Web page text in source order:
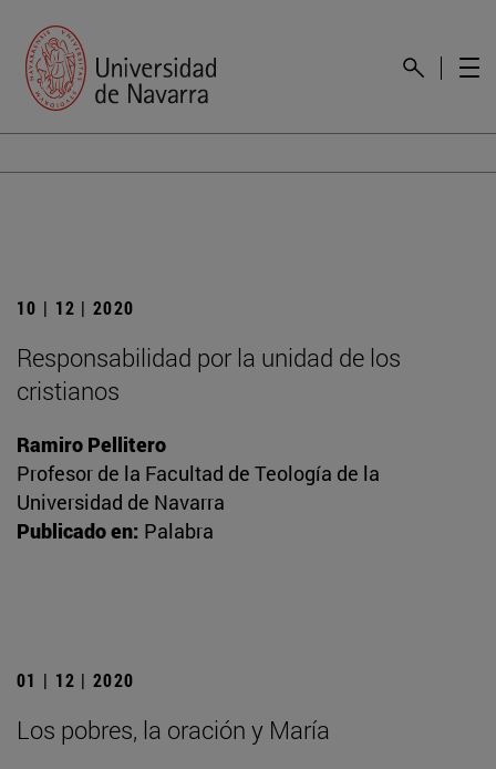
10 | 12 | 2020
Responsabilidad por la unidad de los
cristianos
Ramiro Pellitero
Profesor de la Facultad de Teología de la
Universidad de Navarra
Publicado en: Palabra
01 | 12 | 2020
Los pobres, la oración y María